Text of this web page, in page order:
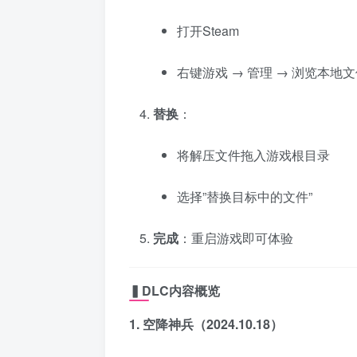
打开Steam
右键游戏 → 管理 → 浏览本地
替换 ：
将解压文件拖入游戏根目录
选择”替换目标中的文件”
完成 ：重启游戏即可体验
▍DLC内容概览
1. 空降神兵（2024.10.18）